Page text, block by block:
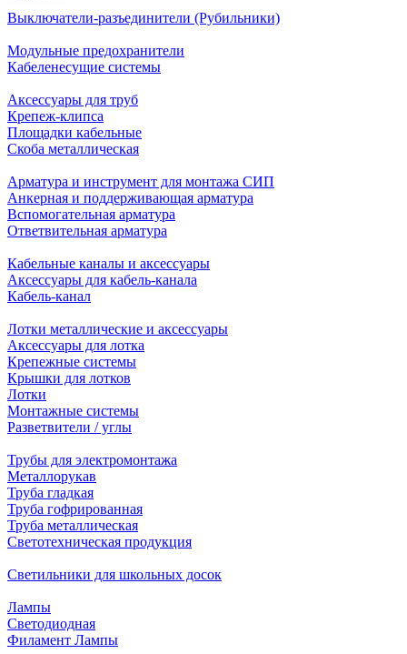
Выключатели-разъединители (Рубильники)
Модульные предохранители
Кабеленесущие системы
Аксессуары для труб
Крепеж-клипса
Площадки кабельные
Скоба металлическая
Арматура и инструмент для монтажа СИП
Анкерная и поддерживающая арматура
Вспомогательная арматура
Ответвительная арматура
Кабельные каналы и аксессуары
Аксессуары для кабель-канала
Кабель-канал
Лотки металлические и аксессуары
Аксессуары для лотка
Крепежные системы
Крышки для лотков
Лотки
Монтажные системы
Разветвители / углы
Трубы для электромонтажа
Металлорукав
Труба гладкая
Труба гофрированная
Труба металлическая
Светотехническая продукция
Светильники для школьных досок
Лампы
Светодиодная
Филамент Лампы